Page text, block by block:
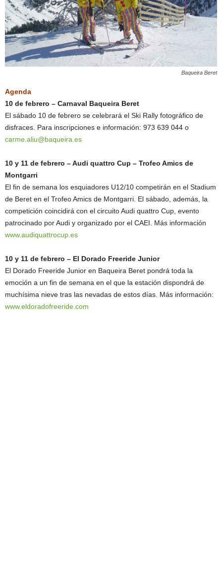
Baqueira Beret
Agenda
10 de febrero – Carnaval Baqueira Beret
El sábado 10 de febrero se celebrará el Ski Rally fotográfico de
disfraces. Para inscripciones e información: 973 639 044 o
carme.aliu@baqueira.es
10 y 11 de febrero – Audi quattro Cup – Trofeo Amics de
Montgarri
El fin de semana los esquiadores U12/10 competirán en el Stadium
de Beret en el Trofeo Amics de Montgarri. El sábado, además, la
competición coincidirá con el circuito Audi quattro Cup, evento
patrocinado por Audi y organizado por el CAEI. Más información
www.audiquattrocup.es
10 y 11 de febrero – El Dorado Freeride Junior
El Dorado Freeride Junior en Baqueira Beret pondrá toda la
emoción a un fin de semana en el que la estación dispondrá de
muchísima nieve tras las nevadas de estos días. Más información:
www.eldoradofreeride.com